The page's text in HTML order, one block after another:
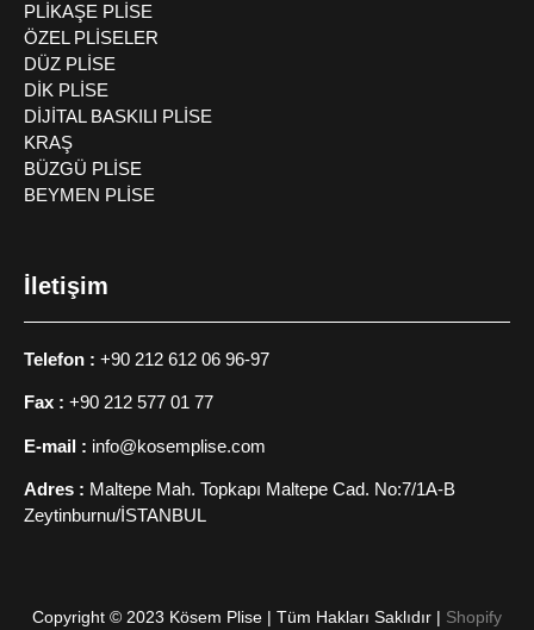
PLİKAŞE PLİSE
ÖZEL PLİSELER
DÜZ PLİSE
DİK PLİSE
DİJİTAL BASKILI PLİSE
KRAŞ
BÜZGÜ PLİSE
BEYMEN PLİSE
İletişim
Telefon : +90 212 612 06 96-97
Fax : +90 212 577 01 77
E-mail : info@kosemplise.com
Adres : Maltepe Mah. Topkapı Maltepe Cad. No:7/1A-B
Zeytinburnu/İSTANBUL
Copyright © 2023 Kösem Plise | Tüm Hakları Saklıdır | Shopify